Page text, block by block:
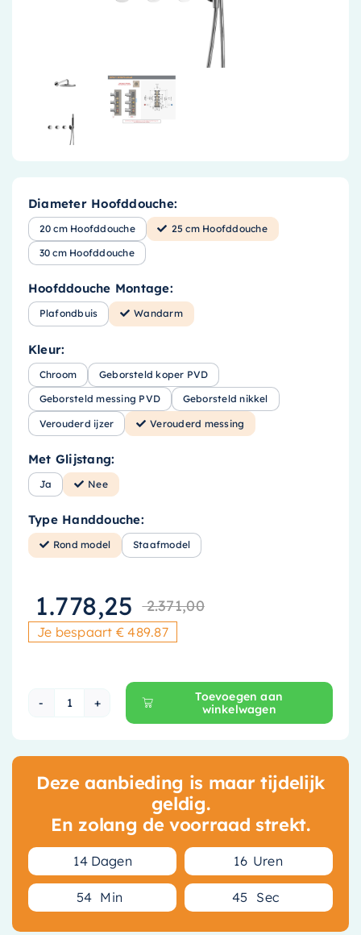
Diameter Hoofddouche:
20 cm Hoofddouche 25 cm Hoofddouche
30 cm Hoofddouche
Hoofddouche Montage:
Plafondbuis Wandarm
Kleur:
Chroom Geborsteld koper PVD
Geborsteld messing PVD Geborsteld nikkel
Verouderd ijzer Verouderd messing
Met Glijstang:
Ja Nee
Type Handdouche:
Rond model Staafmodel
2.371,00
1.778,25 Huidige
Je bespaart € 489.87
Hotbath Cobber X Inbouw Doucheset - 25 cm
Toevoegen aan
winkelwagen
Deze aanbieding is maar tijdelijk
geldig.
En zolang de voorraad strekt.
14 Dagen 16 Uren
54 Min 44 Sec